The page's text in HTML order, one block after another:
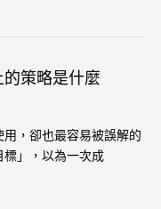
策略是什麼
，卻也最容易被誤解的
標」，以為一次成